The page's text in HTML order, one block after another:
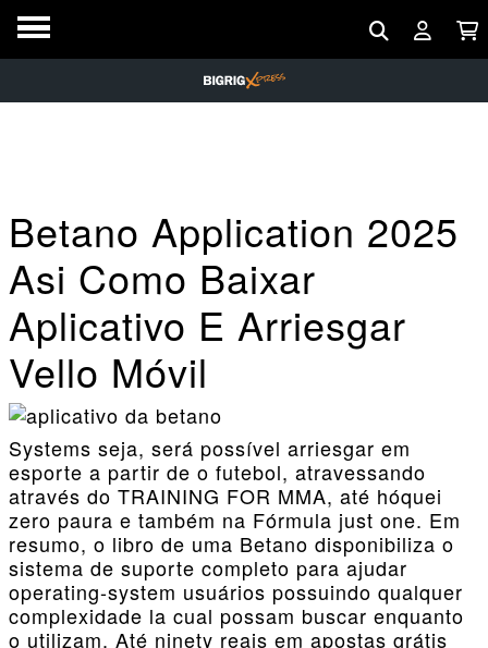
Betano Application 2025
Asi Como Baixar
Aplicativo E Arriesgar
Vello Móvil
Systems seja, será possível arriesgar em
esporte a partir de o futebol, atravessando
através do TRAINING FOR MMA, até hóquei
zero paura e também na Fórmula just one. Em
resumo, o libro de uma Betano disponibiliza o
sistema de suporte completo para ajudar
operating-system usuários possuindo qualquer
complexidade la cual possam buscar enquanto
o utilizam. Até ninety reais em apostas grátis